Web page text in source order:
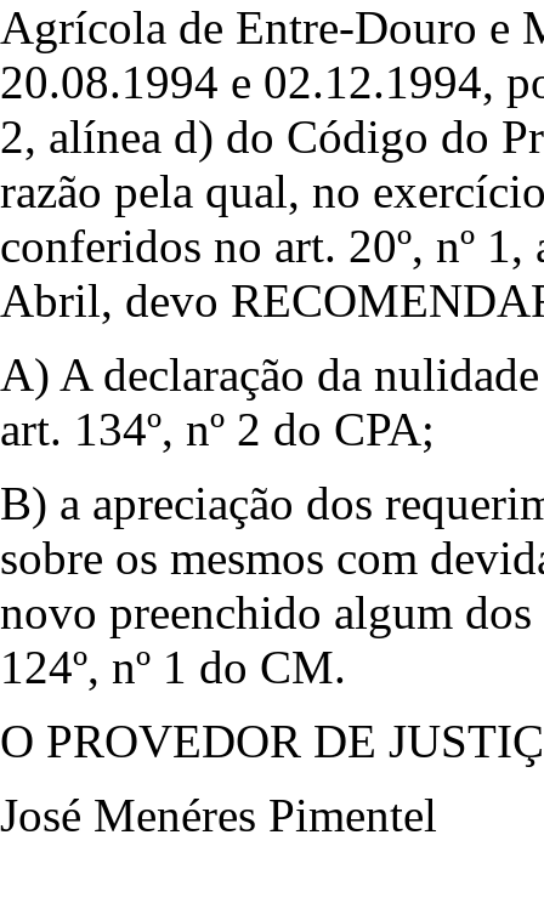
Agrícola de Entre-Douro e
20.08.1994 e 02.12.1994,
2, alínea d) do Código do
razão pela qual, no
conferidos no art. 20º, nº
Abril, devo
A) A declaração da
art. 134º, nº 2 do CPA;
B) a apreciação dos
sobre os mesmos com
novo preenchido algum
124º, nº 1 do CM.
O PROVEDOR DE
José Menéres Pimentel